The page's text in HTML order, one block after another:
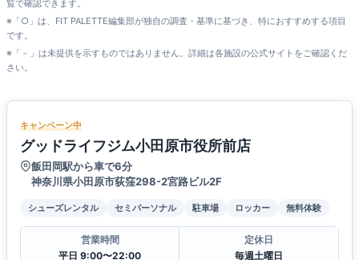
覧で確認できます。
※「○」は、FIT PALETTE編集部が独自の調査・基準に基づき、特におすすめする項目
です。
※「－」は未提供を示すものではありません。詳細は各施設の公式サイトをご確認くだ
さい。
キャンペーン中
グッドライフジム小田原市役所前店
飯田岡駅から車で6分
神奈川県小田原市荻窪298-2宮路ビル2F
シューズレンタル セミパーソナル 駐車場 ロッカー 無料体験
営業時間
平日 9:00〜22:00
定休日
毎週土曜日